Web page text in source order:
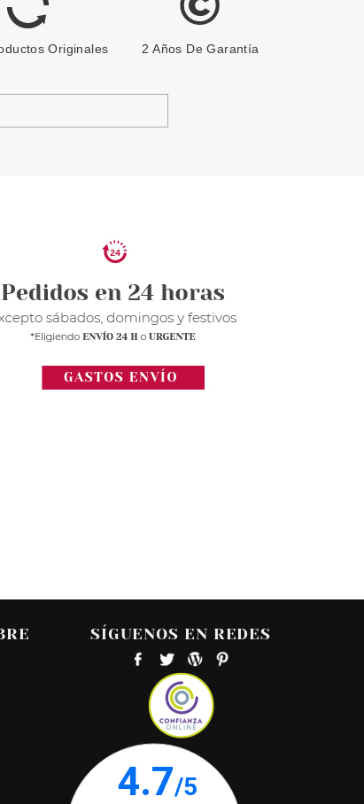
Originales 2 Años De Garantía
SÍGUENOS EN REDES